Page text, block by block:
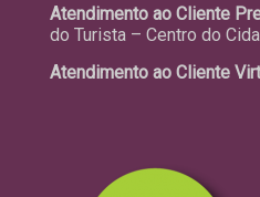
Atendimento ao Cliente
do Turista – Centro do
Atendimento ao Cliente